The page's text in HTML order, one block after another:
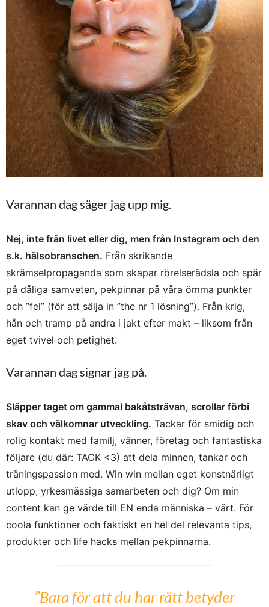
Varannan dag säger jag upp mig.
Nej, inte från livet eller dig, men från Instagram och den
s.k. hälsobranschen. Från skrikande
skrämselpropaganda som skapar rörelserädsla och spär
på dåliga samveten, pekpinnar på våra ömma punkter
och ”fel” (för att sälja in ”the nr 1 lösning”). Från krig,
hån och tramp på andra i jakt efter makt – liksom från
eget tvivel och petighet.
Varannan dag signar jag på.
Släpper taget om gammal bakåtsträvan, scrollar förbi
skav och välkomnar utveckling. Tackar för smidig och
rolig kontakt med familj, vänner, företag och fantastiska
följare (du där: TACK <3) att dela minnen, tankar och
träningspassion med. Win win mellan eget konstnärligt
utlopp, yrkesmässiga samarbeten och dig? Om min
content kan ge värde till EN enda människa – värt. För
coola funktioner och faktiskt en hel del relevanta tips,
produkter och life hacks mellan pekpinnarna.
”Bara för att du har rätt betyder